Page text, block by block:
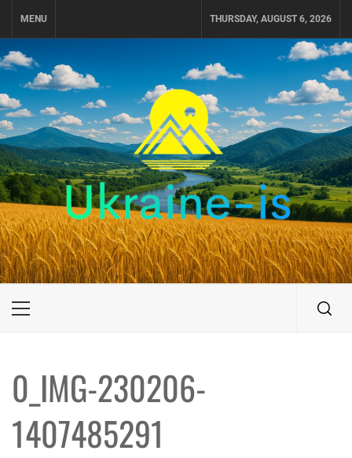
MENU THURSDAY, AUGUST 6, 2026
UKRAINE-IS
ПОДОРОЖI ПО УКРАЇНІ
Primary
0_IMG-230206-
1407485291